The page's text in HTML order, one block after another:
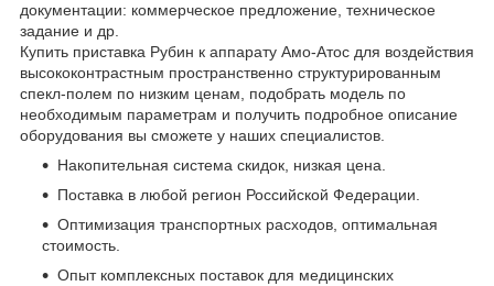
документации: коммерческое предложение, техническое
задание и др.
Купить приставка Рубин к аппарату Амо-Атос для воздействия
высококонтрастным пространственно структурированным
спекл-полем по низким ценам, подобрать модель по
необходимым параметрам и получить подробное описание
оборудования вы сможете у наших специалистов.
Накопительная система скидок, низкая цена.
Поставка в любой регион Российской Федерации.
Оптимизация транспортных расходов, оптимальная
стоимость.
Опыт комплексных поставок для медицинских